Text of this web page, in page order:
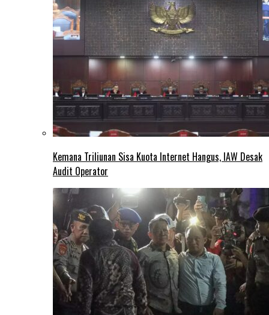
Kemana Triliunan Sisa Kuota Internet Hangus, IAW Desak
Audit Operator